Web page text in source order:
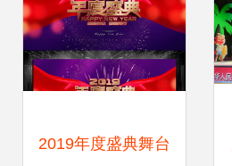
2019年度盛典舞台